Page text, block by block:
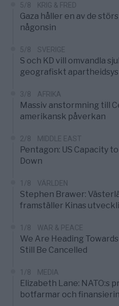
5/8 KRIG & FRED
Gaza håller en av de
någonsin
5/8 SVERIGE
S och KD vill omvandla
geografiskt
3/8 AFRIKA
Massiv anstormning till
amerikansk påverkan
2/8 MIDDLE EAST
Pentagon: US Capacity
Down
1/8 VÄRLDEN
Stephen Brawer:
framställer Kinas
1/8 WAR & PEACE
We Are Heading
Still Be Cancelled
1/8 MEDIA
Elizabeth Lane: NATO:s
botfarmar och